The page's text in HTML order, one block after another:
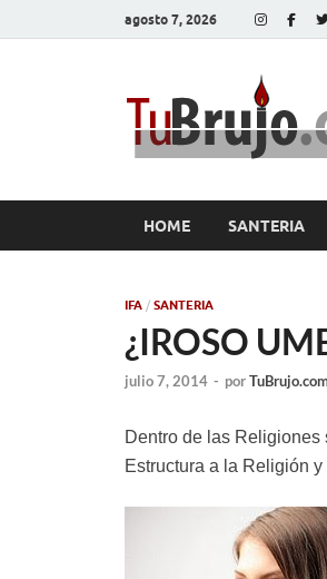
agosto 7, 2026
HOME SANTERIA
IFA / SANTERIA
¿IROSO
julio 7, 2014 - por
Dentro de las Religiones
Estructura a la Religión